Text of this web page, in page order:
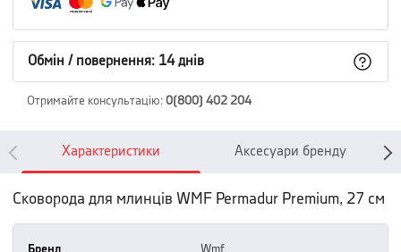
Обмін / повернення: 14 днів
Отримайте консультацію: 0(800) 402 204
Характеристики Аксесуари бренду
Сковорода для млинців WMF Permadur Premium, 27 см
Бренд wmf